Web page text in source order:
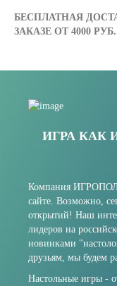
БЕСПЛАТНАЯ
ЗАКАЗЕ ОТ 4000 РУБ.
ИГРА КАК
Компания
сайте. Возможно,
открытий! Наш
лидеров на
новинками
друзьям, мы будем
Настольные игры -